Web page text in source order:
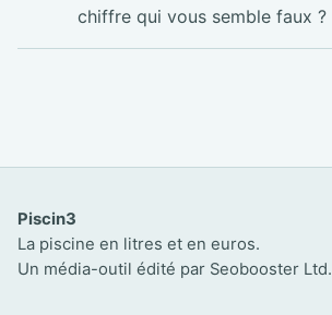
chiffre qui vous semble faux ?
Piscin3
La piscine en litres et en euros.
Un média-outil édité par Seobooster Ltd.